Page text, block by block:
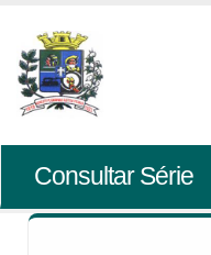
Consultar Série